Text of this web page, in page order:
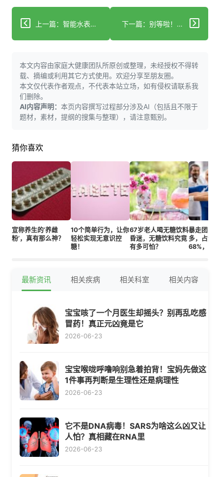
上一篇：智能水表救了独居老人，还有啥招护好他们健康？ 下一篇：别等啦！一起提升老人自理能力，拥抱幸福晚年！
本文内容由家庭大健康团队所原创或整理，未经授权不得转
载、摘编或利用其它方式使用。欢迎分享至朋友圈。
本文仅代表作者观点，不代表本站立场，如有侵权请联系我
们删除。
AI内容声明： 本页内容撰写过程部分涉及AI（包括且不限于
题材，素材，提纲的搜集与整理），请注意甄别。
猜你喜欢
宣称养生的‘养雌
粉’，真有那么神？
10个简单行为，让你
轻松实现无意识控
糖！
67岁老人喝无糖饮料
昏迷，无糖饮料究竟
有多可怕？
暴走团：
多，占道
68%，你
最新资讯 相关疾病 相关科室 相关内容
宝宝咳了一个月医生却摇头？别再乱吃感
冒药！真正元凶竟是它
2026-06-23
宝宝喉咙呼噜响别急着拍背！宝妈先做这
1件事再判断是生理性还是病理性
2026-06-23
它不是DNA病毒！SARS为啥这么凶又让
人怕？真相藏在RNA里
2026-06-23